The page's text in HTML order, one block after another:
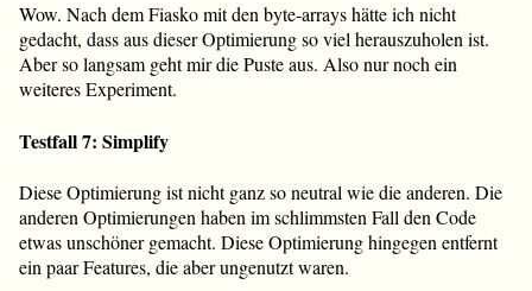
Wow. Nach dem Fiasko mit den byte-arrays hätte ich nicht
gedacht, dass aus dieser Optimierung so viel herauszuholen ist.
Aber so langsam geht mir die Puste aus. Also nur noch ein
weiteres Experiment.
Testfall 7: Simplify
Diese Optimierung ist nicht ganz so neutral wie die anderen. Die
anderen Optimierungen haben im schlimmsten Fall den Code
etwas unschöner gemacht. Diese Optimierung hingegen entfernt
ein paar Features, die aber ungenutzt waren.